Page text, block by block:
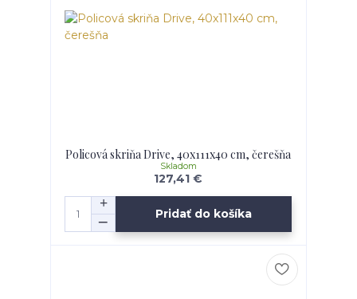
Policová skriňa Drive, 40x111x40 cm, čerešňa
127,41 €
Skladom
Pridať do košíka